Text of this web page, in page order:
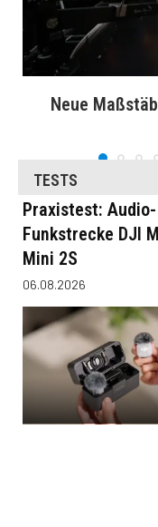
Neue
TESTS
Praxistest: Audio-
Funkstrecke DJI
Mini 2S
06.08.2026